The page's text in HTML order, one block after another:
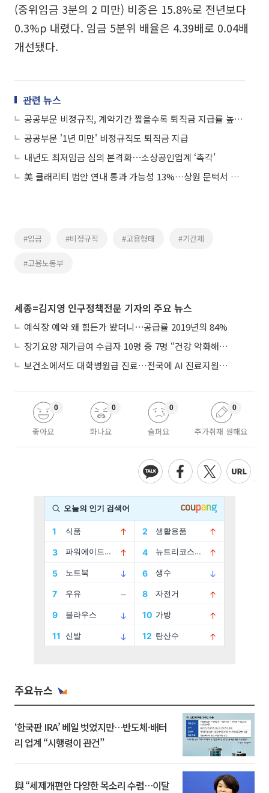
(중위임금 3분의 2 미만) 비중은 15.8%로 전년보다
0.3%p 내렸다. 임금 5분위 배율은 4.39배로 0.04배
개선됐다.
관련 뉴스
공공부문 비정규직, 계약기간 짧을수록 퇴직금 지급률 높아진다
공공부문 '1년 미만' 비정규직도 퇴직금 지급
내년도 최저임금 심의 본격화⋯소상공인업계 ‘촉각’
美 클래리티 법안 연내 통과 가능성 13%…상원 문턱서 제동
#임금 #비정규직 #고용형태 #기간제
#고용노동부
세종=김지영 인구정책전문 기자의 주요 뉴스
예식장 예약 왜 힘든가 봤더니⋯공급률 2019년의 84%
장기요양 재가급여 수급자 10명 중 7명 “건강 악화해도 집에서”
보건소에서도 대학병원급 진료…전국에 AI 진료지원도구 보급
좋아요
0
화나요
0
슬퍼요
0
추가취재 원해요
0
주요뉴스
‘한국판 IRA’ 베일 벗었지만…반도체·배터
리 업계 “시행령이 관건”
與 “세제개편안 다양한 목소리 수렴…이달